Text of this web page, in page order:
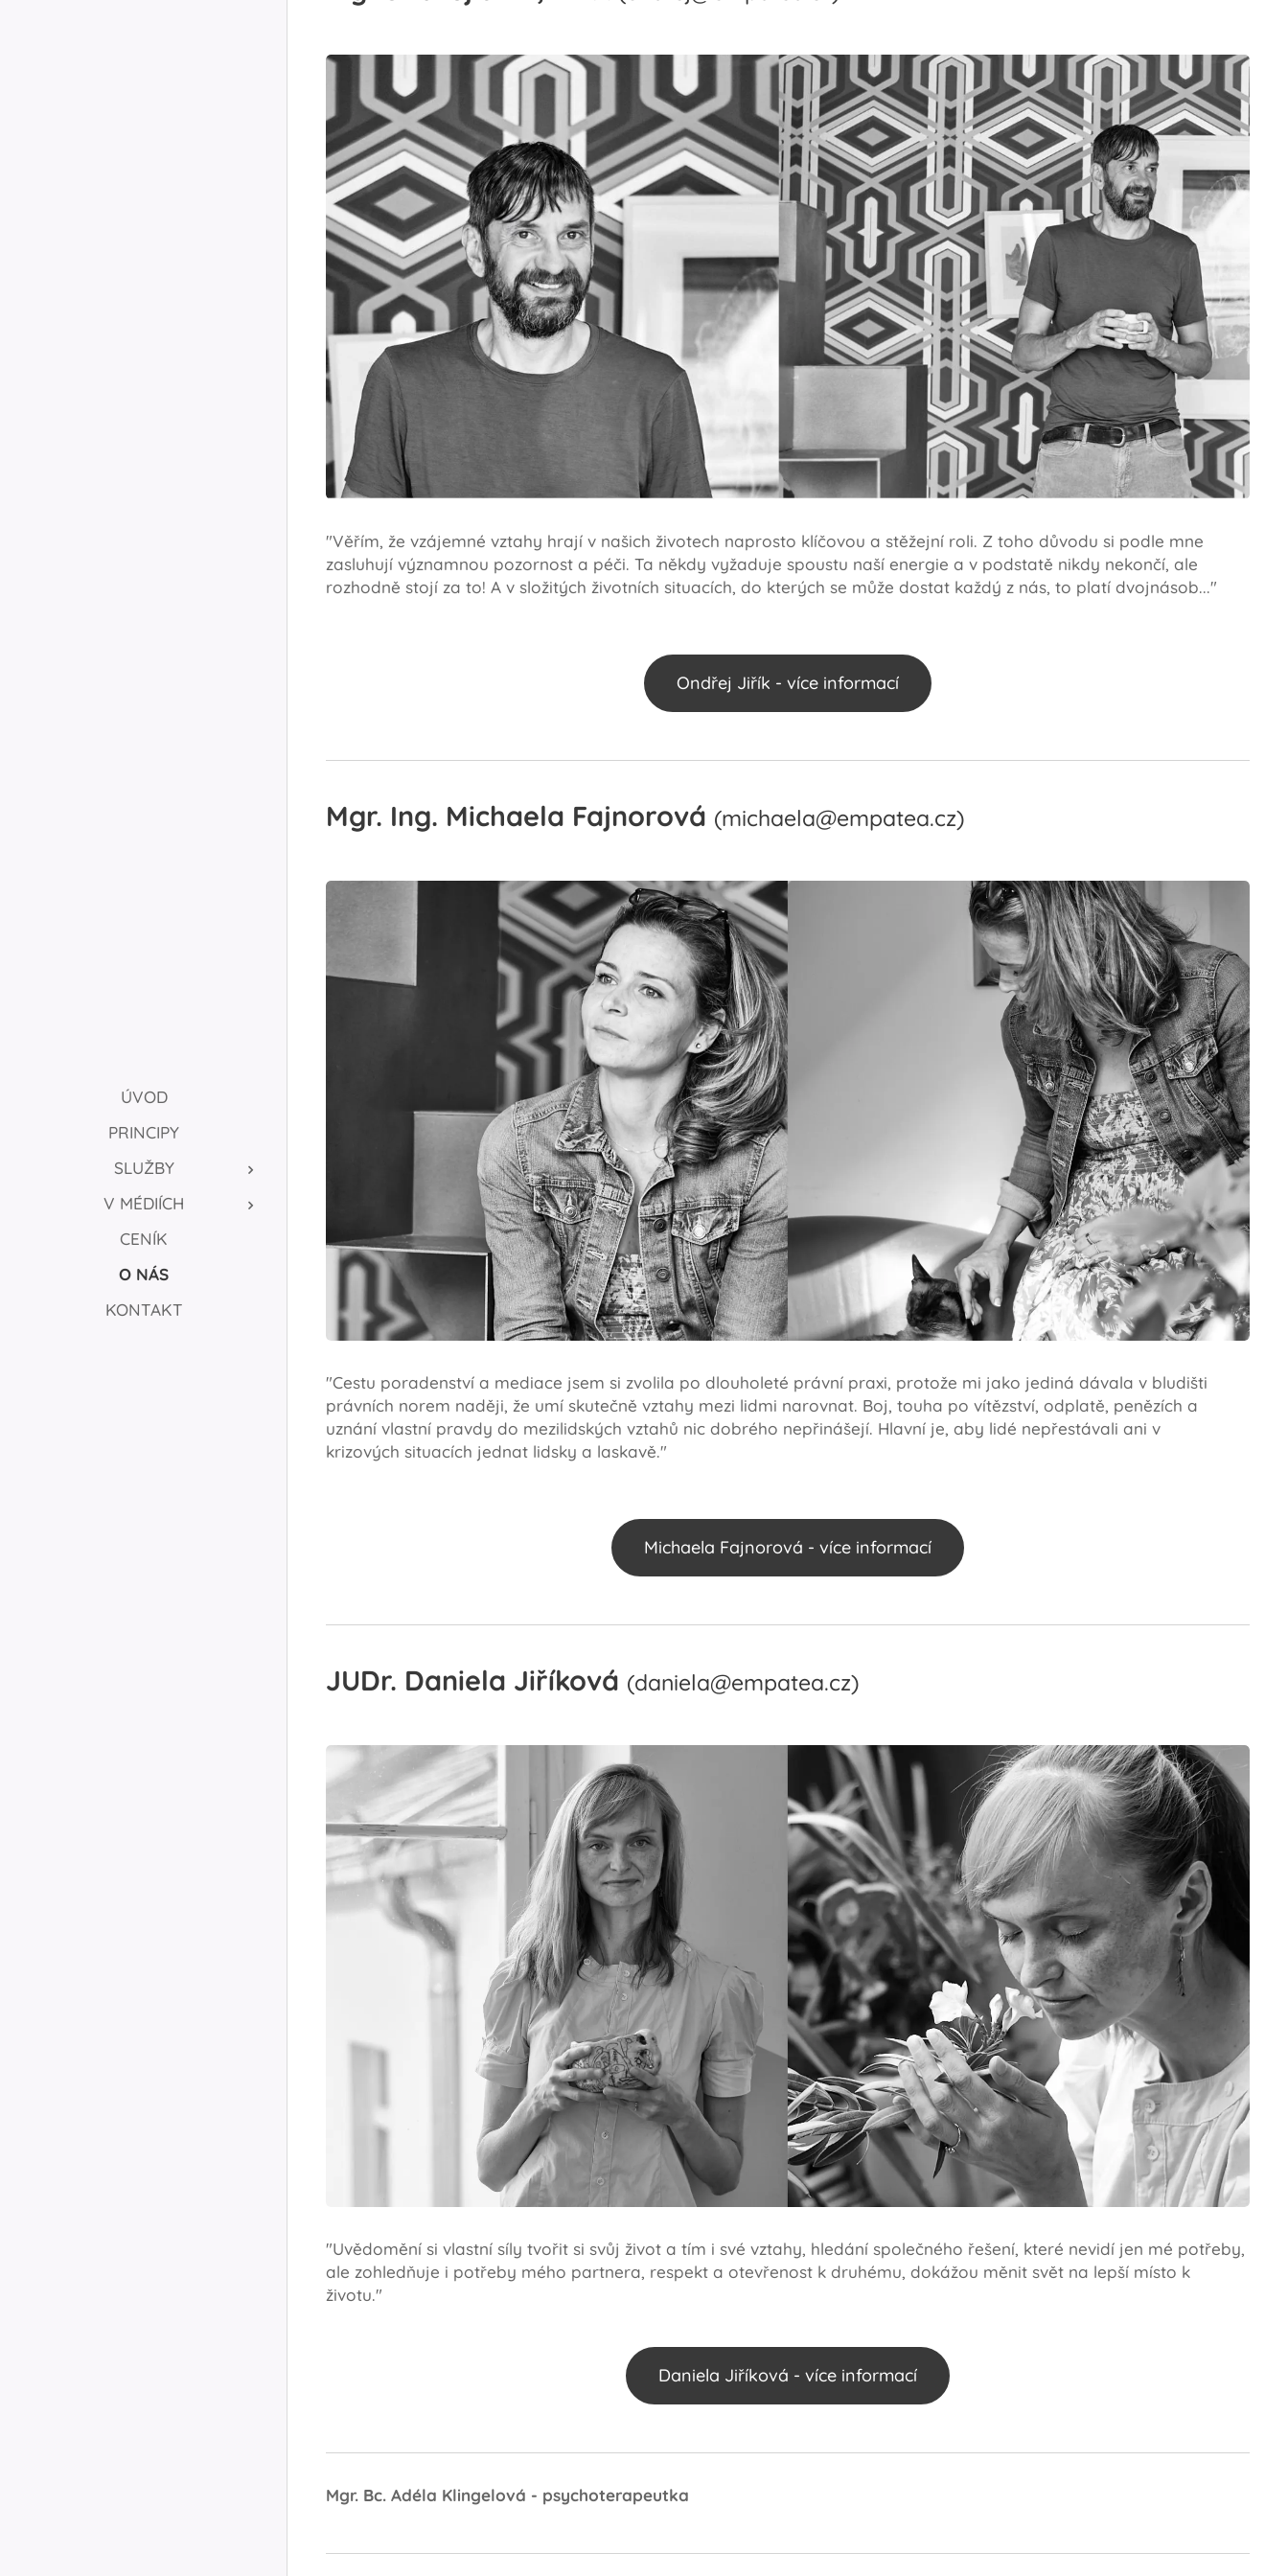
ÚVOD
PRINCIPY
SLUŽBY
V MÉDIÍCH
CENÍK
O NÁS
KONTAKT
"Věřím, že vzájemné vztahy hrají v našich životech naprosto klíčovou a stěžejní roli. Z toho důvodu si podle mne
zasluhují významnou pozornost a péči. Ta někdy vyžaduje spoustu naší energie a v podstatě nikdy nekončí, ale
rozhodně stojí za to! A v složitých životních situacích, do kterých se může dostat každý z nás, to platí dvojnásob..."
Ondřej Jiřík - více informací
Mgr. Ing. Michaela Fajnorová (michaela@empatea.cz)
"Cestu poradenství a mediace jsem si zvolila po dlouholeté právní praxi, protože mi jako jediná dávala v bludišti
právních norem naději, že umí skutečně vztahy mezi lidmi narovnat. Boj, touha po vítězství, odplatě, penězích a
uznání vlastní pravdy do mezilidských vztahů nic dobrého nepřinášejí. Hlavní je, aby lidé nepřestávali ani v
krizových situacích jednat lidsky a laskavě."
Michaela Fajnorová - více informací
JUDr. Daniela Jiříková (daniela@empatea.cz)
"Uvědomění si vlastní síly tvořit si svůj život a tím i své vztahy, hledání společného řešení, které nevidí jen mé potřeby,
ale zohledňuje i potřeby mého partnera, respekt a otevřenost k druhému, dokážou měnit svět na lepší místo k
životu."
Daniela Jiříková - více informací
Mgr. Bc. Adéla Klingelová - psychoterapeutka